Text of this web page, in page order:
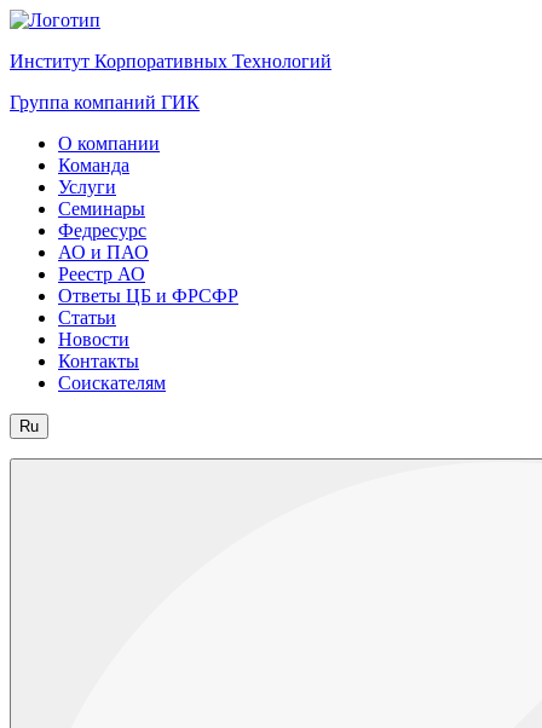
Институт Корпоративных Технологий
Группа компаний ГИК
О компании
Команда
Услуги
Семинары
Федресурс
АО и ПАО
Реестр АО
Ответы ЦБ и ФРСФР
Статьи
Новости
Контакты
Соискателям
Ru